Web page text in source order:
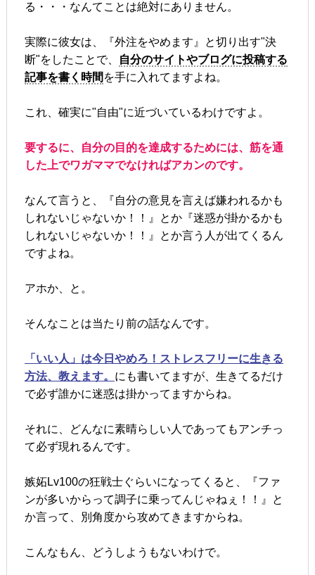
る・・・なんてことは絶対にありません。
実際に彼女は、『外注をやめます』と切り出す"決
断"をしたことで、
自分のサイトやブログに投稿する
記事を書く時間 を手に入れてますよね。
これ、確実に"自由"に近づいているわけですよ。
要するに、自分の目的を達成するためには、筋を通
した上でワガママでなければアカンのです。
なんて言うと、『自分の意見を言えば嫌われるかも
しれないじゃないか！！』とか『迷惑が掛かるかも
しれないじゃないか！！』とか言う人が出てくるん
ですよね。
アホか、と。
そんなことは当たり前の話なんです。
「いい人」は今日やめろ！ストレスフリーに生きる
方法、教えます。 にも書いてますが、生きてるだけ
で必ず誰かに迷惑は掛かってますからね。
それに、どんなに素晴らしい人であってもアンチっ
て必ず現れるんです。
嫉妬Lv100の狂戦士ぐらいになってくると、『ファ
ンが多いからって調子に乗ってんじゃねぇ！！』と
か言って、別角度から攻めてきますからね。
こんなもん、どうしようもないわけで。